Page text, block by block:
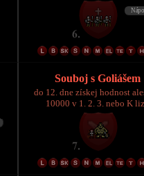
Souboj s Goliášem
do 12. dne získej hodnost
10000 v 1. 2. 3. nebo K